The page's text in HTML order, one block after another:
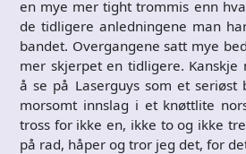
en mye mer tight trommis enn
de tidligere anledningene man
bandet. Overgangene satt mye
mer skjerpet en tidligere. Kanskje
å se på Laserguys som et
morsomt innslag i et knøttlite
tross for ikke en, ikke to og ikke
på rad, håper og tror jeg det, for